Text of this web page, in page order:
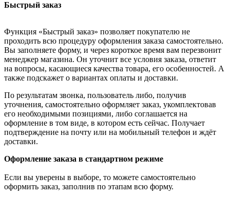
Быстрый заказ
Функция «Быстрый заказ» позволяет покупателю не
проходить всю процедуру оформления заказа самостоятельно.
Вы заполняете форму, и через короткое время вам перезвонит
менеджер магазина. Он уточнит все условия заказа, ответит
на вопросы, касающиеся качества товара, его особенностей. А
также подскажет о вариантах оплаты и доставки.
По результатам звонка, пользователь либо, получив
уточнения, самостоятельно оформляет заказ, укомплектовав
его необходимыми позициями, либо соглашается на
оформление в том виде, в котором есть сейчас. Получает
подтверждение на почту или на мобильный телефон и ждёт
доставки.
Оформление заказа в стандартном режиме
Если вы уверены в выборе, то можете самостоятельно
оформить заказ, заполнив по этапам всю форму.